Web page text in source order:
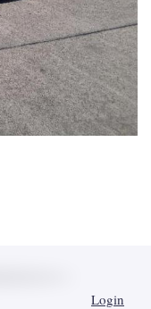
Login